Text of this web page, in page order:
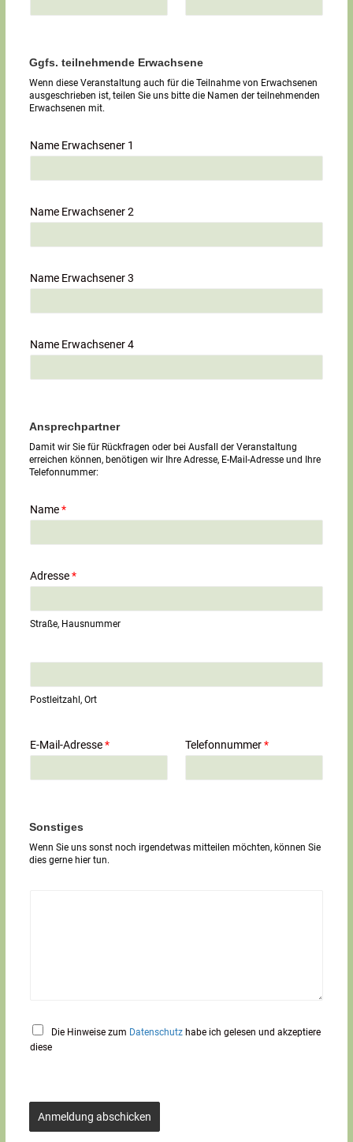
Ggfs. teilnehmende Erwachsene
Wenn diese Veranstaltung auch für die Teilnahme von Erwachsenen
ausgeschrieben ist, teilen Sie uns bitte die Namen der teilnehmenden
Erwachsenen mit.
Name Erwachsener 1
Name Erwachsener 2
Name Erwachsener 3
Name Erwachsener 4
Ansprechpartner
Damit wir Sie für Rückfragen oder bei Ausfall der Veranstaltung
erreichen können, benötigen wir Ihre Adresse, E-Mail-Adresse und Ihre
Telefonnummer:
Name*
Adresse*
Straße, Hausnummer
n
i
l
g
T
x
t
Postleitzahl, Ort
E-Mail-Adresse* Telefonnummer*
Sonstiges
Wenn Sie uns sonst noch irgendetwas mitteilen möchten, können Sie
dies gerne hier tun.
Die Hinweise zum Datenschutz habe ich gelesen und akzeptiere
diese
Anmeldung abschicken